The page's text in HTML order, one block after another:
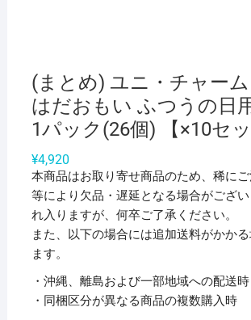
(まとめ) ユニ・チャー
はだおもい ふつうの日
1パック(26個) 【×10セッ
¥4,920
本商品はお取り寄せ商品のため、稀に
等により欠品・遅延となる場合がござ
れ入りますが、何卒ご了承ください。
また、以下の場合には追加送料がかか
ます。
・沖縄、離島および一部地域への配送時
・同梱区分が異なる商品の複数購入時